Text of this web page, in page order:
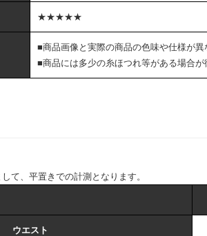
★★★★★
■商品画像と実際の商品の色味や仕様が異
■商品には多少の糸ほつれ等がある場合
て、平置きでの計測となります。
ウエスト